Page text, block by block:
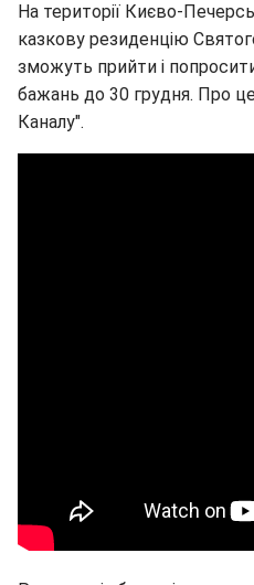
На території Києво-
казкову резиденцію
зможуть прийти і
бажань до 30 грудня. Про
Каналу".